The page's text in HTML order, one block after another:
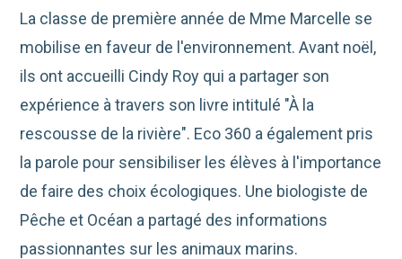
La classe de première année de Mme Marcelle se
mobilise en faveur de l'environnement. Avant noël,
ils ont accueilli Cindy Roy qui a partager son
expérience à travers son livre intitulé "À la
rescousse de la rivière". Eco 360 a également pris
la parole pour sensibiliser les élèves à l'importance
de faire des choix écologiques. Une biologiste de
Pêche et Océan a partagé des informations
passionnantes sur les animaux marins.